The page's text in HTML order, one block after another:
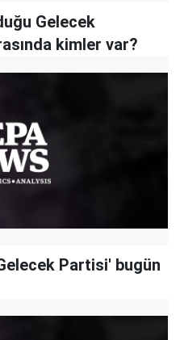
Gelecek
kimler var?
Partisi' bugün